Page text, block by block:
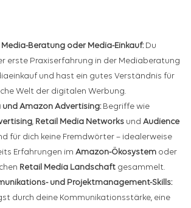
Beratung oder Media-Einkauf:Du
erste Praxiserfahrung in der Mediaberatung
und hast ein gutes Verständnis für
Welt der digitalen Werbung.
und Amazon Advertising:Begriffe wie
, Retail Media Networks und Audience
für dich keine Fremdwörter – idealerweise
Erfahrungen im Amazon-Ökosystem oder
Retail Media Landschaft gesammelt.
und Projektmanagement-Skills:
durch deine Kommunikationsstärke, eine